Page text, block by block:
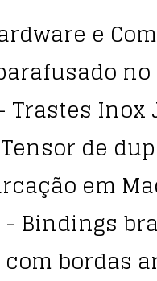
e
Trastes Inox
de
em
- Bindings
bordas